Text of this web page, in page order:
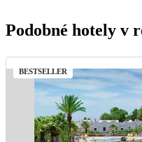
Podobné hotely v
BESTSELLER